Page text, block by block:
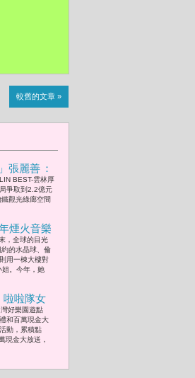
較舊的文章 »
張麗善 ：
港)、二
發展主
正式啟
BEST-雲林厚
爭取到2.2億元
觀光綠廊空間
年煙火音樂
新世代音
，讓他們
，全球的目光
的水晶球、倫
用一棟大樓對
。今年，她
啦啦隊女
現身
好樂園遊點
和百萬現金大
動，累積點
現金大放送，